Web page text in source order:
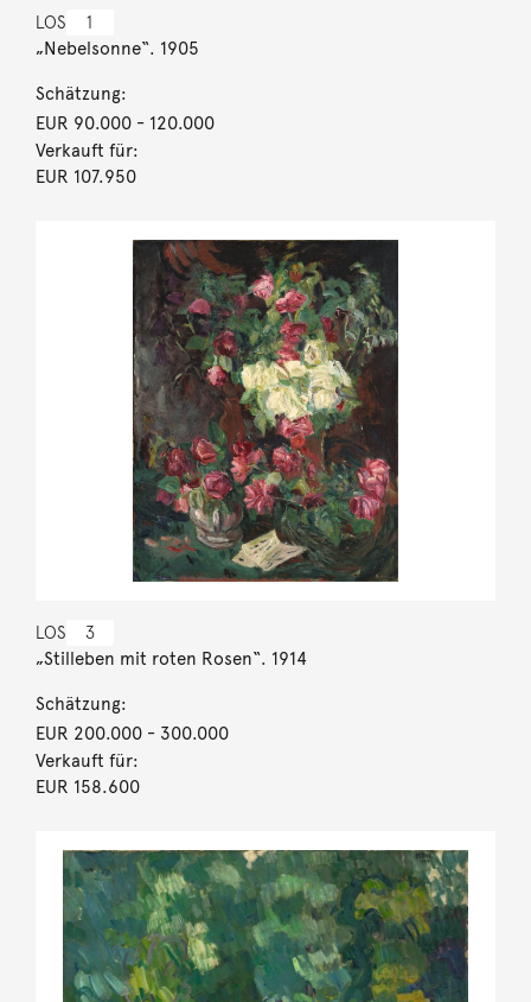
LOS 1
„Nebelsonne“. 1905
Schätzung:
EUR 90.000- 120.000
Verkauft für:
EUR 107.950
LOS 3
„Stilleben mit roten Rosen“. 1914
Schätzung:
EUR 200.000- 300.000
Verkauft für:
EUR 158.600